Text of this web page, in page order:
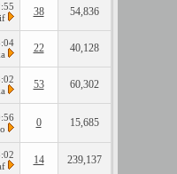
38 54,836
22 40,128
53 60,302
0 15,685
14 239,137